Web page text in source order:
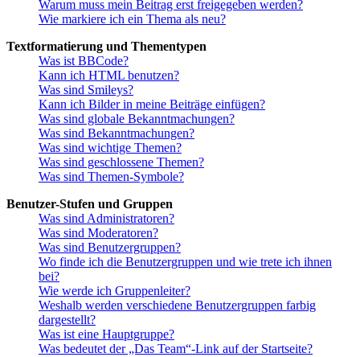
Warum muss mein Beitrag erst freigegeben werden?
Wie markiere ich ein Thema als neu?
Textformatierung und Thementypen
Was ist BBCode?
Kann ich HTML benutzen?
Was sind Smileys?
Kann ich Bilder in meine Beiträge einfügen?
Was sind globale Bekanntmachungen?
Was sind Bekanntmachungen?
Was sind wichtige Themen?
Was sind geschlossene Themen?
Was sind Themen-Symbole?
Benutzer-Stufen und Gruppen
Was sind Administratoren?
Was sind Moderatoren?
Was sind Benutzergruppen?
Wo finde ich die Benutzergruppen und wie trete ich ihnen
bei?
Wie werde ich Gruppenleiter?
Weshalb werden verschiedene Benutzergruppen farbig
dargestellt?
Was ist eine Hauptgruppe?
Was bedeutet der „Das Team“-Link auf der Startseite?